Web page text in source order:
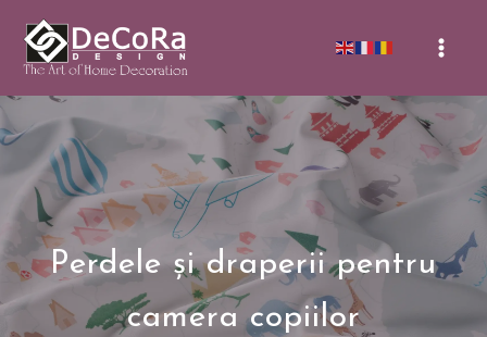
content
Perdele și draperii pentru
camera copiilor